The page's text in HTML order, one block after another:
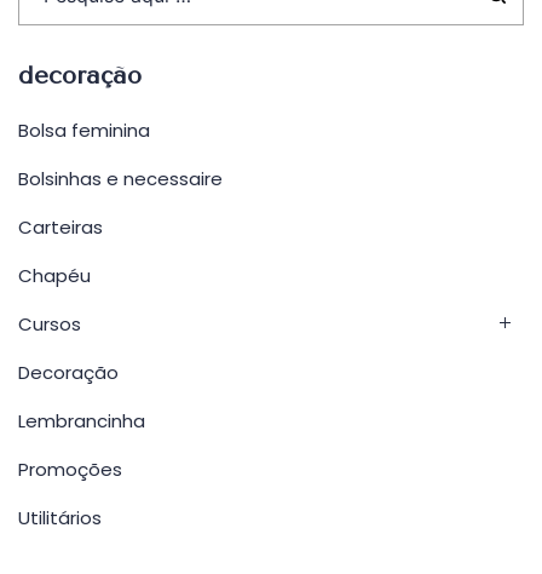
decoração
Bolsa feminina
Bolsinhas e necessaire
Carteiras
Chapéu
Cursos
Decoração
Lembrancinha
Promoções
Utilitários